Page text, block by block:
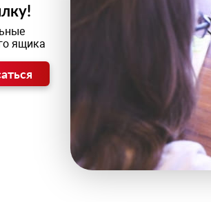
ящика